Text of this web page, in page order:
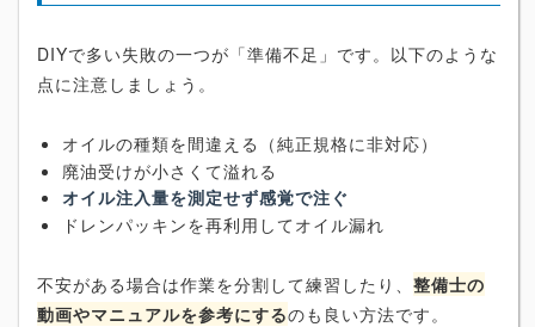
DIYで多い失敗の一つが「準備不足」です。以下のような
点に注意しましょう。
オイルの種類を間違える（純正規格に非対応）
廃油受けが小さくて溢れる
オイル注入量を測定せず感覚で注ぐ
ドレンパッキンを再利用してオイル漏れ
不安がある場合は作業を分割して練習したり、 整備士の
動画やマニュアルを参考にするのも良い方法です。